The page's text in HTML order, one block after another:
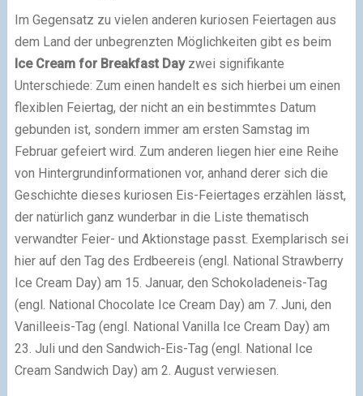
Im Gegensatz zu vielen anderen kuriosen Feiertagen aus
dem Land der unbegrenzten Möglichkeiten gibt es beim
Ice Cream for Breakfast Dayzwei signifikante
Unterschiede: Zum einen handelt es sich hierbei um einen
flexiblen Feiertag, der nicht an ein bestimmtes Datum
gebunden ist, sondern immer am ersten Samstag im
Februar gefeiert wird. Zum anderen liegen hier eine Reihe
von Hintergrundinformationen vor, anhand derer sich die
Geschichte dieses kuriosen Eis-Feiertages erzählen lässt,
der natürlich ganz wunderbar in die Liste thematisch
verwandter Feier- und Aktionstage passt. Exemplarisch sei
hier auf den Tag des Erdbeereis (engl. National Strawberry
Ice Cream Day) am 15. Januar, den Schokoladeneis-Tag
(engl. National Chocolate Ice Cream Day) am 7. Juni, den
Vanilleeis-Tag (engl. National Vanilla Ice Cream Day) am
23. Juli und den Sandwich-Eis-Tag (engl. National Ice
Cream Sandwich Day) am 2. August verwiesen.